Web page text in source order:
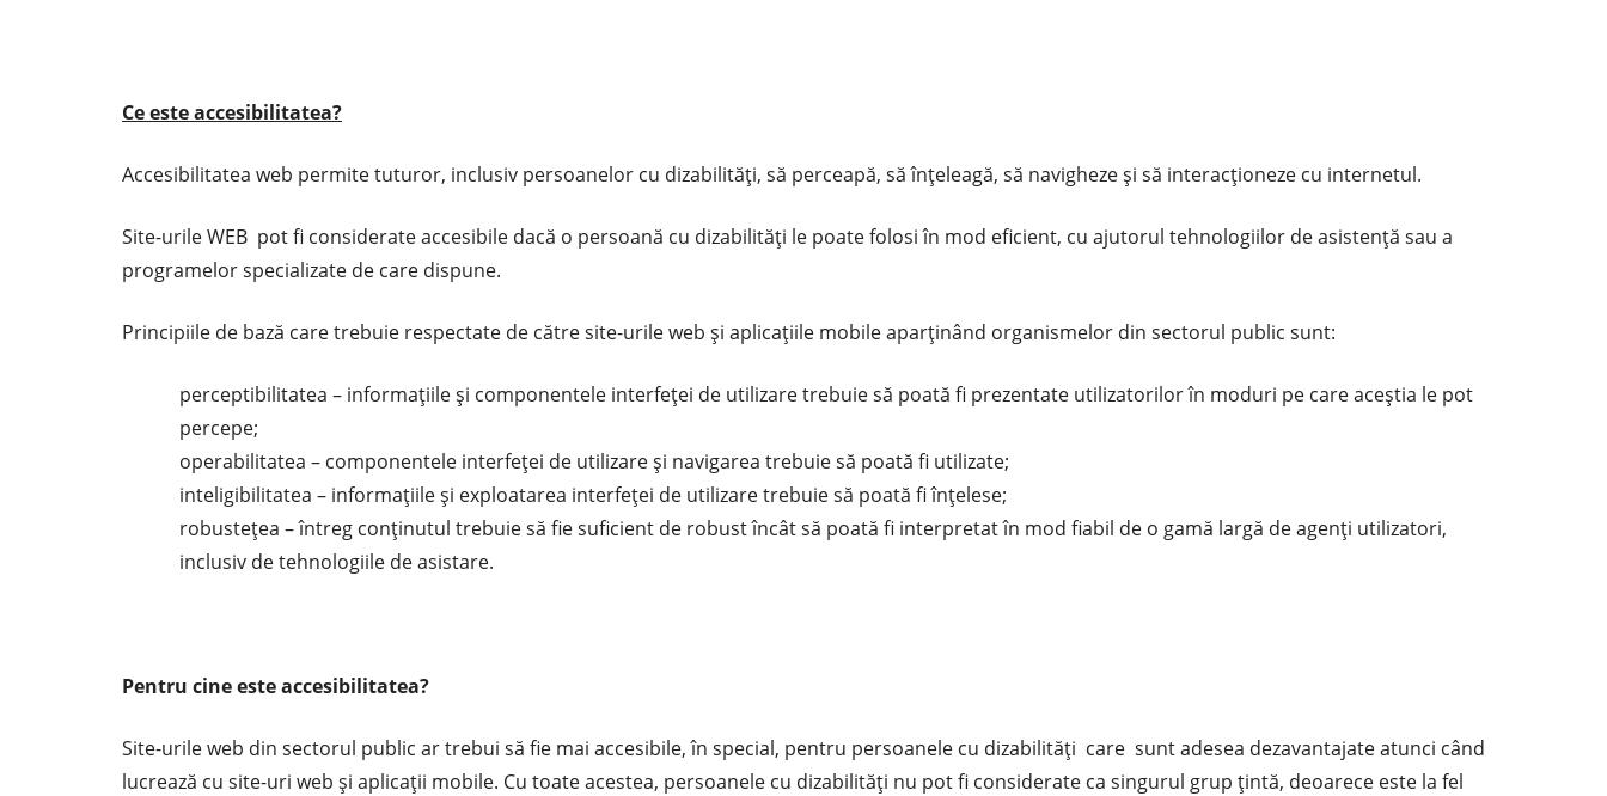
Ce este accesibilitatea?
Accesibilitatea web permite tuturor, inclusiv persoanelor cu dizabilități, să perceapă, să înțeleagă, să navigheze și să interacționeze cu internetul.
Site-urile WEB pot fi considerate accesibile dacă o persoană cu dizabilități le poate folosi în mod eficient, cu ajutorul tehnologiilor de asistență sau a
programelor specializate de care dispune.
Principiile de bază care trebuie respectate de către site-urile web și aplicațiile mobile aparținând organismelor din sectorul public sunt:
perceptibilitatea – informaţiile şi componentele interfeţei de utilizare trebuie să poată fi prezentate utilizatorilor în moduri pe care aceştia le pot
percepe;
operabilitatea – componentele interfeţei de utilizare şi navigarea trebuie să poată fi utilizate;
inteligibilitatea – informaţiile şi exploatarea interfeţei de utilizare trebuie să poată fi înţelese;
robusteţea – întreg conţinutul trebuie să fie suficient de robust încât să poată fi interpretat în mod fiabil de o gamă largă de agenţi utilizatori,
inclusiv de tehnologiile de asistare.
Pentru cine este accesibilitatea?
Site-urile web din sectorul public ar trebui să fie mai accesibile, în special, pentru persoanele cu dizabilități care sunt adesea dezavantajate atunci când
lucrează cu site-uri web și aplicații mobile. Cu toate acestea, persoanele cu dizabilități nu pot fi considerate ca singurul grup țintă, deoarece este la fel